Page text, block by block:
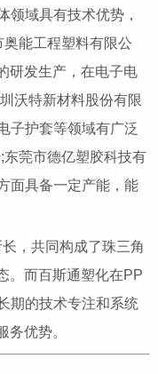
领域具有技术优势，
能工程塑料有限公
研发生产，在电子电
沃特新材料股份有限
子护套等领域有广泛
莞市德亿塑胶科技有
面具备一定产能，能
，共同构成了珠三角
。而百斯通塑化在PP
期的技术专注和系统
务优势。